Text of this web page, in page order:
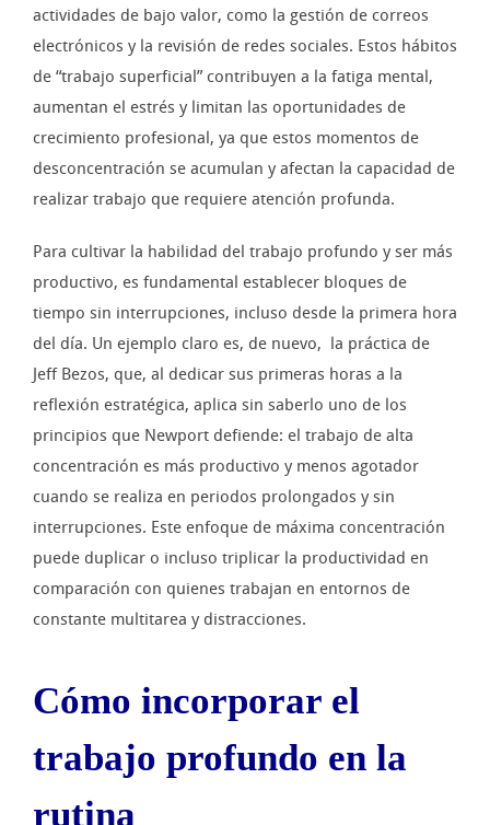
actividades de bajo valor, como la gestión de correos
electrónicos y la revisión de redes sociales. Estos hábitos
de “trabajo superficial” contribuyen a la fatiga mental,
aumentan el estrés y limitan las oportunidades de
crecimiento profesional, ya que estos momentos de
desconcentración se acumulan y afectan la capacidad de
realizar trabajo que requiere atención profunda.
Para cultivar la habilidad del trabajo profundo y ser más
productivo, es fundamental establecer bloques de
tiempo sin interrupciones, incluso desde la primera hora
del día. Un ejemplo claro es, de nuevo, la práctica de
Jeff Bezos, que, al dedicar sus primeras horas a la
reflexión estratégica, aplica sin saberlo uno de los
principios que Newport defiende: el trabajo de alta
concentración es más productivo y menos agotador
cuando se realiza en periodos prolongados y sin
interrupciones. Este enfoque de máxima concentración
puede duplicar o incluso triplicar la productividad en
comparación con quienes trabajan en entornos de
constante multitarea y distracciones.
Cómo incorporar el
trabajo profundo en la
rutina